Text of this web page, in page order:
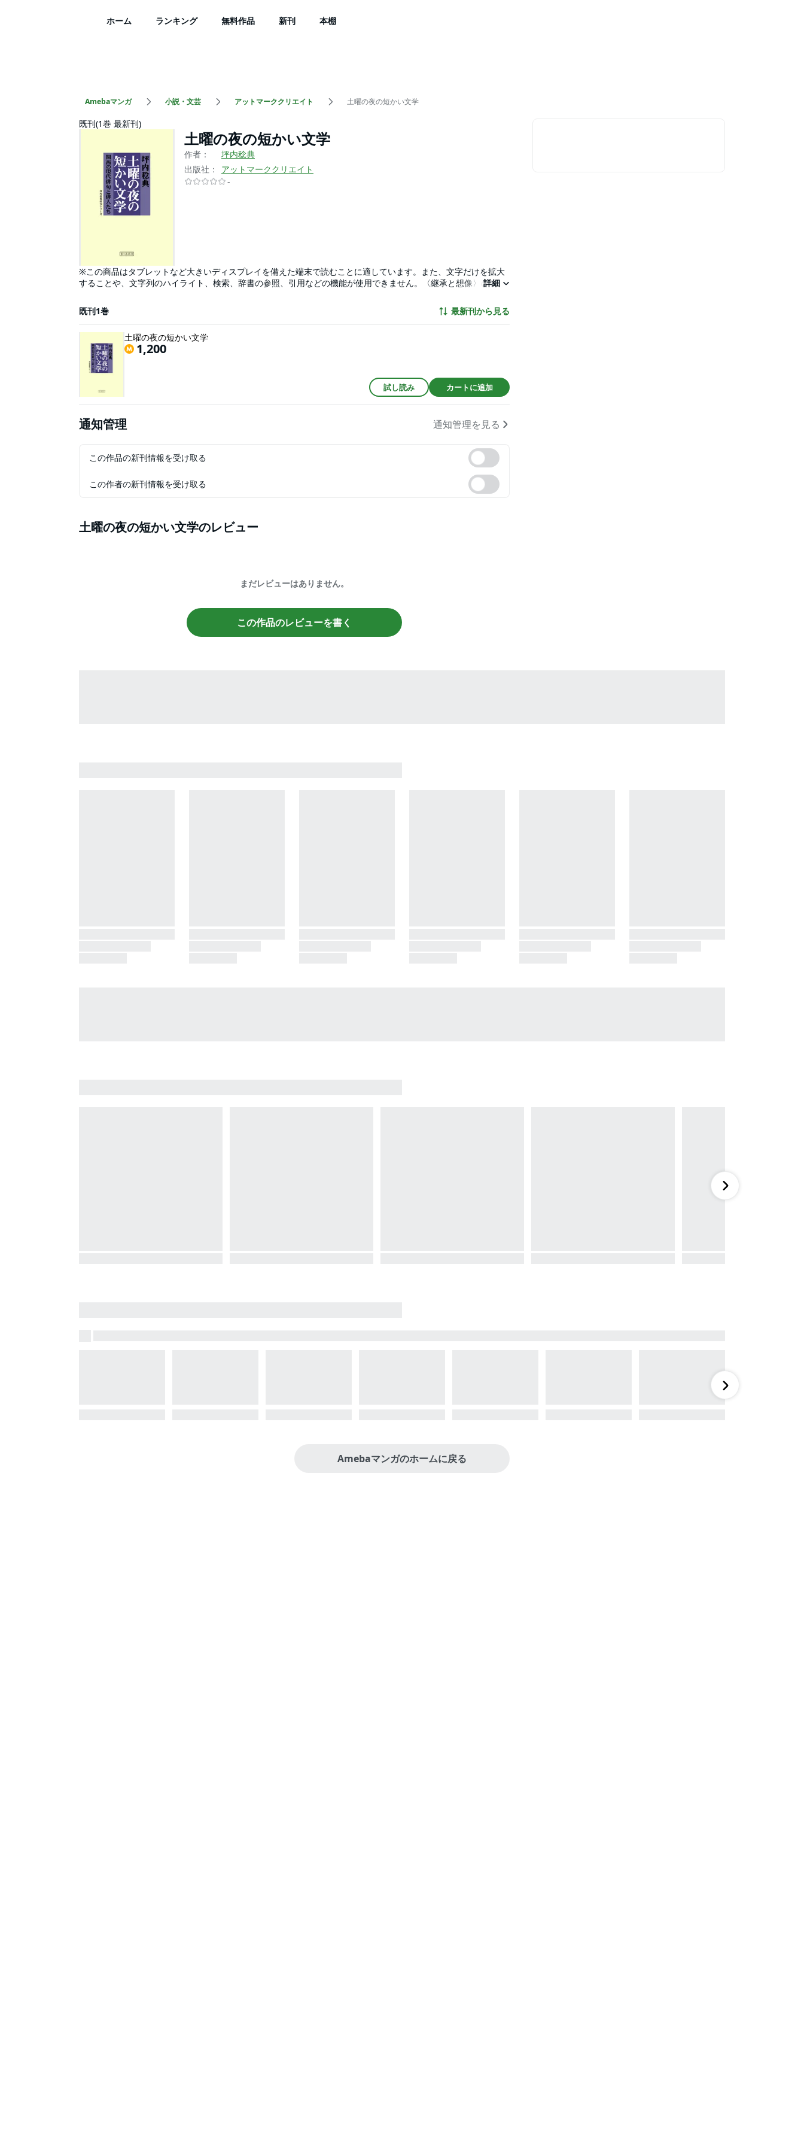
ホーム ランキング 無料作品 新刊 本棚
Amebaマンガ 小説・文芸 アットマーククリエイト 土曜の夜の短かい文学
既刊(1巻 最新刊)
土曜の夜の短かい文学
作者：
坪内稔典
出版社：
アットマーククリエイト
-
※この商品はタブレットなど大きいディスプレイを備えた端末で読むことに適しています。また、文字だけを拡大
することや、文字列のハイライト、検索、辞書の参照、引用などの機能が使用できません。〈継承と想像〉の課題
イ風“俳句鑑賞講座”
詳細
既刊1巻 最新刊から見る
土曜の夜の短かい文学
1,200
試し読み カートに追加
通知管理 通知管理を見る
この作品の新刊情報を受け取る
この作者の新刊情報を受け取る
土曜の夜の短かい文学のレビュー
まだレビューはありません。
この作品のレビューを書く
Amebaマンガのホームに戻る